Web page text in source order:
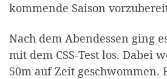
kommende Saison
Nach dem Abendessen ging
mit dem CSS-Test los. Dabei
50m auf Zeit geschwommen.